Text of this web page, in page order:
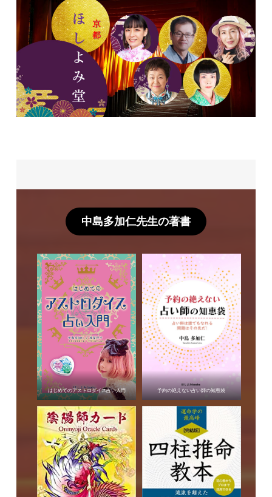
中島多加仁先生の著書
はじめてのアストロダイス占い入門 予約の絶えない占い師の知恵袋